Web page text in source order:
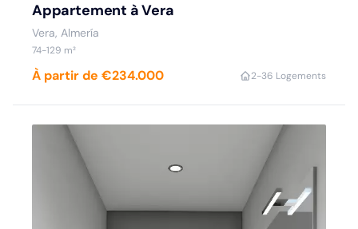
Appartement à Vera
Vera, Almería
74-129 m²
À partir de €234.000 2-36 Logements